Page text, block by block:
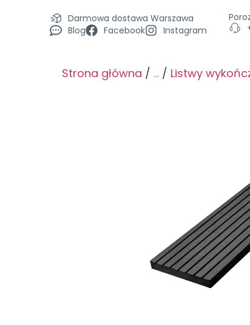
Darmowa dostawa Warszawa
Blog
Facebook Instagram
Strona główna / ... / Listwy